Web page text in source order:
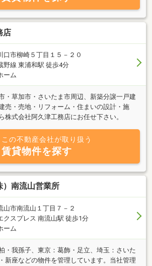
店
口市柳崎５丁目１５－２０
野線 東浦和駅 徒歩4分
ーム
・草加市・さいたま市周辺、新築分譲一戸建
売・売地・リフォーム・住まいの設計・施
株式会社阿久津工務店にお任せ下さい。
この不動産会社が取り扱う
賃貸物件を探す
）南流山営業所
山市南流山１丁目７－２
クスプレス 南流山駅 徒歩1分
ーム
・我孫子、東京：葛飾・足立、埼玉：さいた
新座などの物件を管理しています。当社管理